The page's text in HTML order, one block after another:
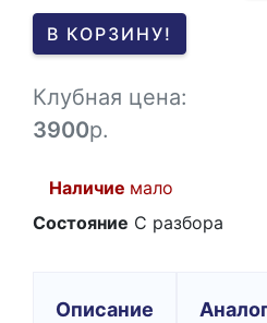
В КОРЗИНУ!
Клубная цена:
3900р.
Наличие мало
Состояние C разбора
Описание